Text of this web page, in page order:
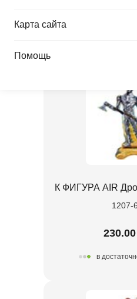
Карта сайта
Помощь
листья деревьев. После
Города
К ФИГУРА AIR
1207-
в